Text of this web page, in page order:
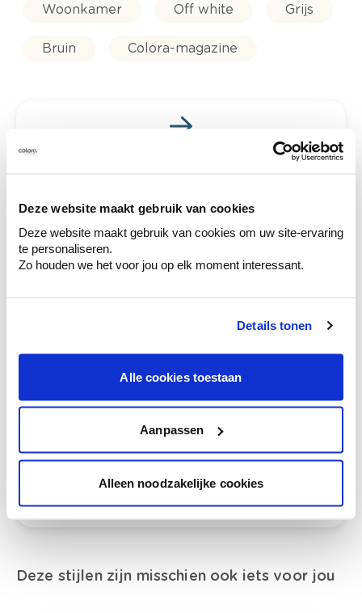
Deze website maakt gebruik van cookies
Deze website maakt gebruik van cookies om uw site-ervaring
te personaliseren.
Zo houden we het voor jou op elk moment interessant.
Details tonen
Alle cookies toestaan
Aanpassen
Alleen noodzakelijke cookies
Woonkamer
Off white Grijs
Bruin Colora-magazine
Ga samen met de kleuradviseur door je
Krijg kleuradvies op basis van de lichtinval
en je meubels.
Krijg ineens een technologische check-up
van je muren.
Ontdek er kleurechte stalen van je
kleurenselectie.
Bekijk er de bijhorende tinten om je kleur
te verfijnen.
Krijg persoonlijk advies om kleuren te
combineren.
Deze stijlen zijn misschien ook iets voor jou